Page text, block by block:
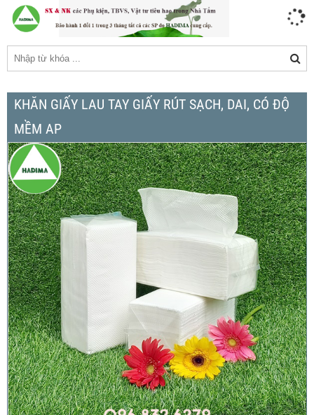
KHĂN GIẤY LAU TAY GIẤY RÚT SẠCH, DAI, CÓ ĐỘ
MỀM AP